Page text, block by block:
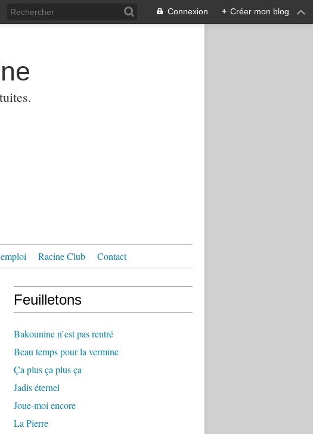
Connexion + Créer mon blog
Racine Club Contact
Feuilletons
Bakounine n’est pas rentré
Beau temps pour la vermine
Ça plus ça plus ça
Jadis éternel
Joue-moi encore
La Pierre